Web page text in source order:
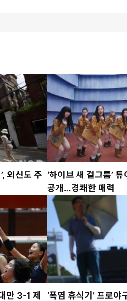
외신도 주 ‘하이브 새 걸그룹’
공개…경쾌한 매력
만 3-1 제
‘폭염 휴식기’ 프로